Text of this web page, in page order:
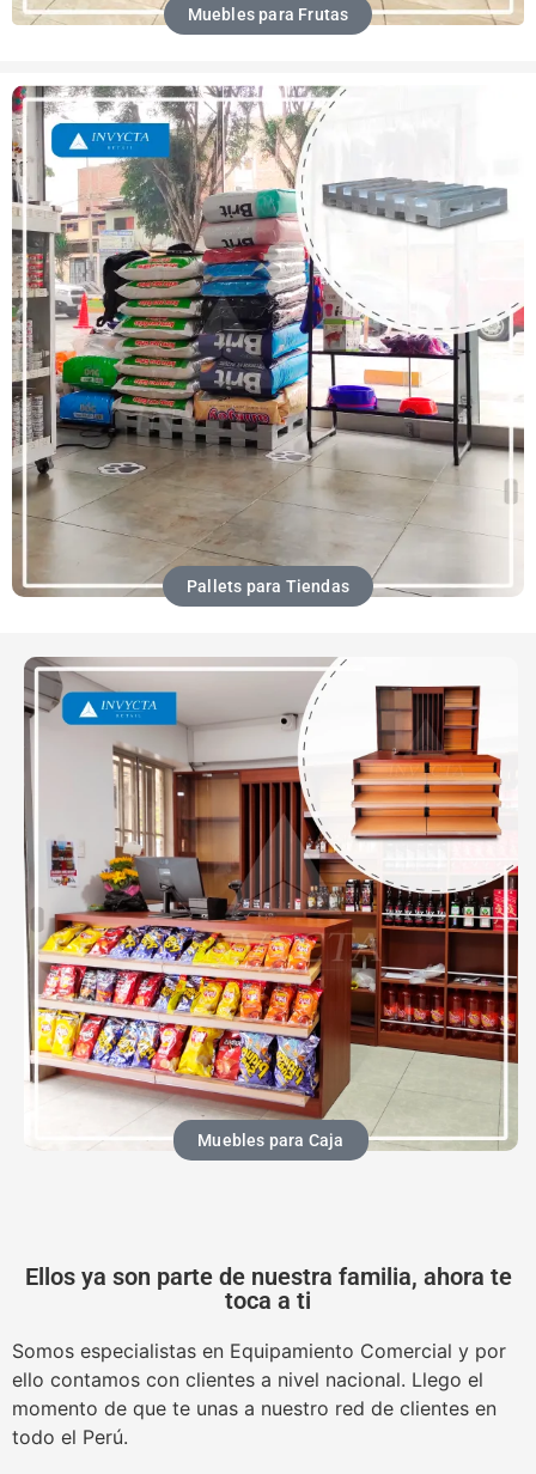
Muebles para Frutas
Pallets para Tiendas
Muebles para Caja
Ellos ya son parte de nuestra familia, ahora te
toca a ti
Somos especialistas en Equipamiento Comercial y por
ello contamos con clientes a nivel nacional. Llego el
momento de que te unas a nuestro red de clientes en
todo el Perú.